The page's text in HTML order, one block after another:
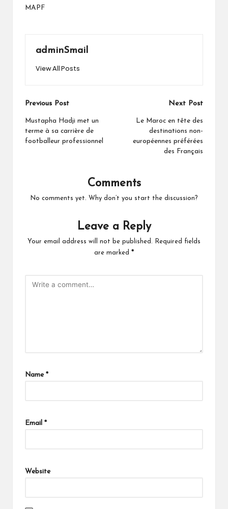
MAPF
adminSmail
View All Posts
Post
navigation
Previous Post
Mustapha Hadji met un
terme à sa carrière de
footballeur professionnel
Next Post
Le Maroc en tête des
destinations non-
européennes préférées
des Français
Comments
No comments yet. Why don’t you start the discussion?
Leave a Reply
Your email address will not be published.
Required fields
are marked *
Name *
Email *
Website